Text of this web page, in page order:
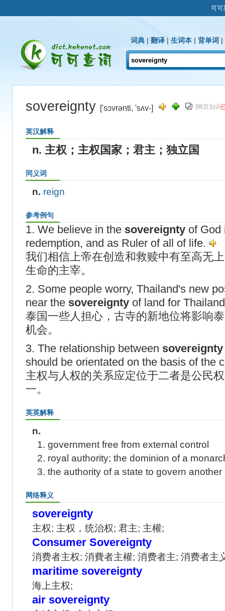
可可
词典 | 翻译 | 生词本 | 背单词 |
sovereignty ['sɔvrənti, 'sʌv-] [网页划词
英汉解释
n. 主权；主权国家；君主；独立国
同义词
n. reign
参考例句
1. We believe in the sovereignty of God
redemption, and as Ruler of all of life.
我们相信上帝在创造和救赎中有至高无
生命的主宰。
2. Some people worry, Thailand's new
near the sovereignty of land for
泰国一些人担心，古寺的新地位将影响
机会。
3. The relationship between sovereignty
should be orientated on the basis of the
主权与人权的关系应定位于二者是公民
一。
英英解释
n.
1. government free from external control
2. royal authority; the dominion of a
3. the authority of a state to govern another
网络释义
sovereignty
主权; 主权，统治权; 君主; 主權;
Consumer Sovereignty
消费者主权; 消費者主權; 消费者主; 消费者主
maritime sovereignty
海上主权;
air sovereignty